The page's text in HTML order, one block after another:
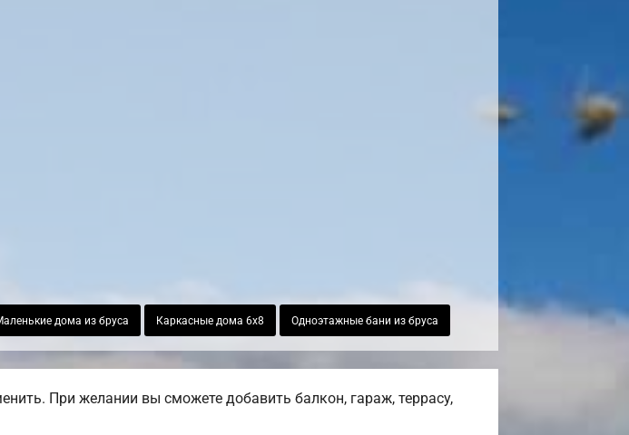
дома из бруса Каркасные дома 6х8 Одноэтажные бани из бруса
При желании вы сможете добавить балкон, гараж, террасу,